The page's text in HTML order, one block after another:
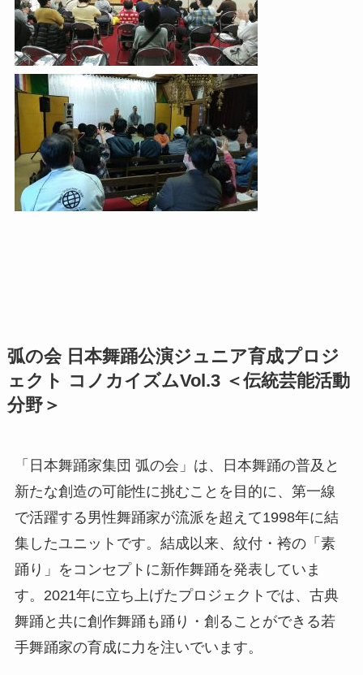
弧の会 日本舞踊公演ジュニア育成プロジ
ェクト コノカイズムVol.3 ＜伝統芸能活動
分野＞
「日本舞踊家集団 弧の会」は、日本舞踊の普及と
新たな創造の可能性に挑むことを目的に、第一線
で活躍する男性舞踊家が流派を超えて1998年に結
集したユニットです。結成以来、紋付・袴の「素
踊り」をコンセプトに新作舞踊を発表していま
す。2021年に立ち上げたプロジェクトでは、古典
舞踊と共に創作舞踊も踊り・創ることができる若
手舞踊家の育成に力を注いでいます。